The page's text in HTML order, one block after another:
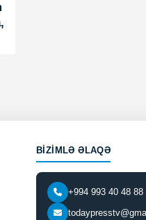
BIZIMLƏ ƏLAQƏ
+994 993 40 48 88